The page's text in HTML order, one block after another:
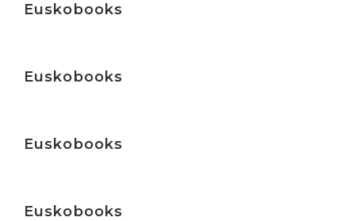
Euskobooks
Euskobooks
Euskobooks
Euskobooks